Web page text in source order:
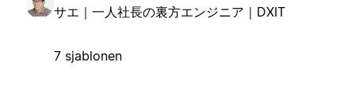
サエ｜一人社長の裏方エンジニア｜DXIT
7 sjablonen